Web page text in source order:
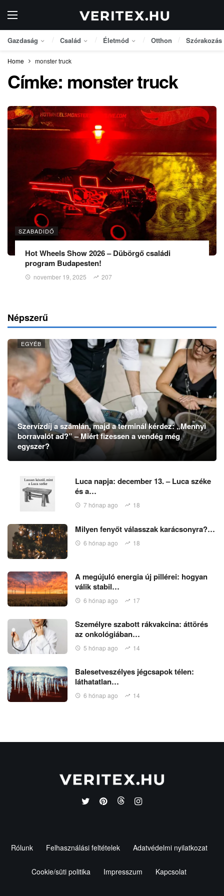
Gazdaság Család Életmód Otthon Szórakozás
Home monster truck
Címke: monster truck
SZABADIDŐ
Hot Wheels Show 2026 – Dübörgő családi
program Budapesten!
november 19, 2025 207
Népszerű
EGYÉB
Szervízdíj a számlán, majd a terminál kérdez: „Mennyi
borravalót ad?” – Miért fizessen a vendég még
egyszer?
Luca napja: december 13. – Luca széke
és a…
7 hónap ago 18
Milyen fenyőt válasszak karácsonyra?…
6 hónap ago 18
A megújuló energia új pillérei: hogyan
válik stabil…
6 hónap ago 17
Személyre szabott rákvakcina: áttörés
az onkológiában…
5 hónap ago 14
Balesetveszélyes jégcsapok télen:
láthatatlan…
6 hónap ago 14
Rólunk Felhasználási feltételek Adatvédelmi nyilatkozat
Cookie/süti politika Impresszum Kapcsolat